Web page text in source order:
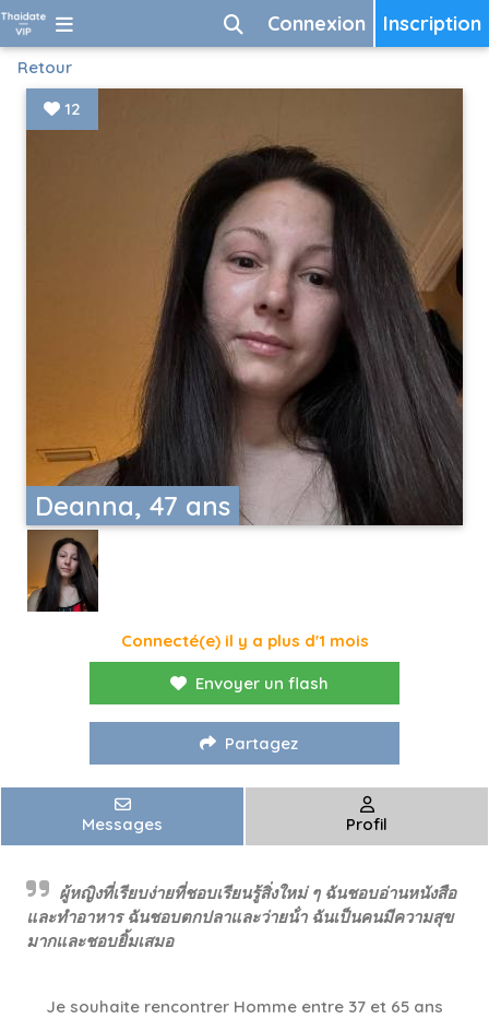
Inscription
Connexion
Retour
Deanna, 47 ans
12
Connecté(e) il y a plus d'1 mois
Envoyer un flash
Partagez
Messages Profil
ผู้หญิงที่เรียบง่ายที่ชอบเรียนรู้สิ่งใหม่ ๆ ฉันชอบอ่านหนังสือ
และทําอาหาร ฉันชอบตกปลาและว่ายน้ํา ฉันเป็นคนมีความสุข
มากและชอบยิ้มเสมอ
Je souhaite rencontrer Homme entre 37 et 65 ans